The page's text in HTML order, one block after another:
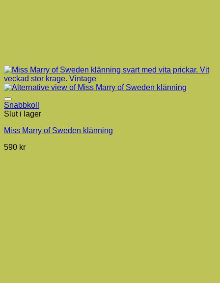
Snabbkoll
Slut i lager
Miss Marry of Sweden klänning
590 kr